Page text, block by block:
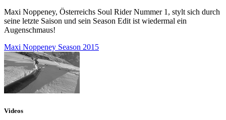
Maxi Noppeney, Österreichs Soul Rider Nummer 1, stylt sich durch
seine letzte Saison und sein Season Edit ist wiedermal ein
Augenschmaus!
Maxi Noppeney Season 2015
Videos